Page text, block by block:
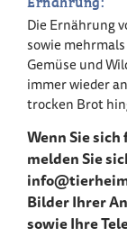
Die Ernährung
sowie
Gemüse und
immer wieder
trocken Brot
Wenn Sie
melden Sie
Bilder Ihrer
sowie Ihre